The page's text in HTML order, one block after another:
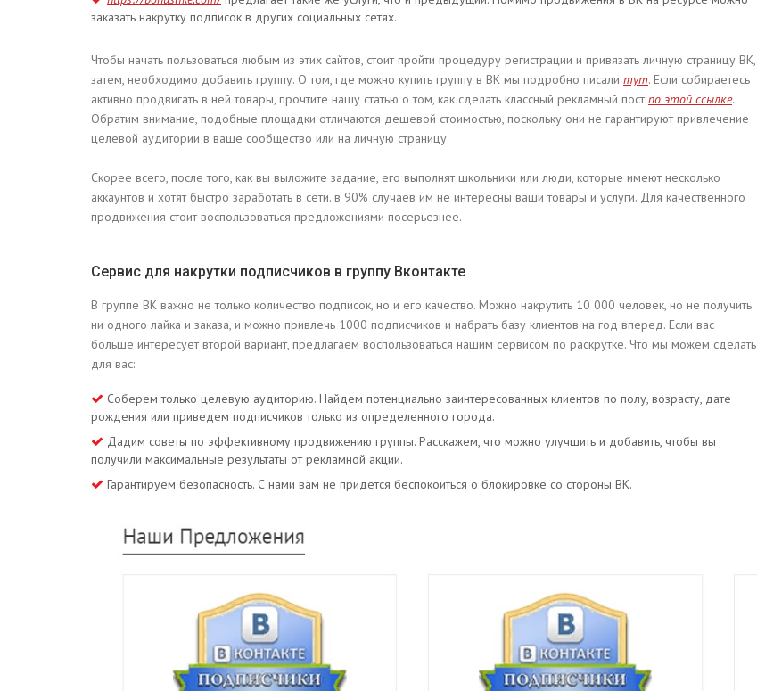
заказать накрутку подписок в других социальных сетях.
Чтобы начать пользоваться любым из этих сайтов, стоит пройти процедуру регистрации и привязать личную страницу ВК,
затем, необходимо добавить группу. О том, где можно купить группу в ВК мы подробно писали тут. Если собираетесь
активно продвигать в ней товары, прочтите нашу статью о том, как сделать классный рекламный постпо этой ссылке.
Обратим внимание, подобные площадки отличаются дешевой стоимостью, поскольку они не гарантируют привлечение
целевой аудитории в ваше сообщество или на личную страницу.
Скорее всего, после того, как вы выложите задание, его выполнят школьники или люди, которые имеют несколько
аккаунтов и хотят быстро заработать в сети. в 90% случаев им не интересны ваши товары и услуги. Для качественного
продвижения стоит воспользоваться предложениями посерьезнее.
Сервис для накрутки подписчиков в группу Вконтакте
В группе ВК важно не только количество подписок, но и его качество. Можно накрутить 10 000 человек, но не получить
ни одного лайка и заказа, и можно привлечь 1000 подписчиков и набрать базу клиентов на год вперед. Если вас
больше интересует второй вариант, предлагаем воспользоваться нашим сервисом по раскрутке. Что мы можем сделать
для вас:
Соберем только целевую аудиторию. Найдем потенциально заинтересованных клиентов по полу, возрасту, дате
рождения или приведем подписчиков только из определенного города.
Дадим советы по эффективному продвижению группы. Расскажем, что можно улучшить и добавить, чтобы вы
получили максимальные результаты от рекламной акции.
Гарантируем безопасность. С нами вам не придется беспокоиться о блокировке со стороны ВК.